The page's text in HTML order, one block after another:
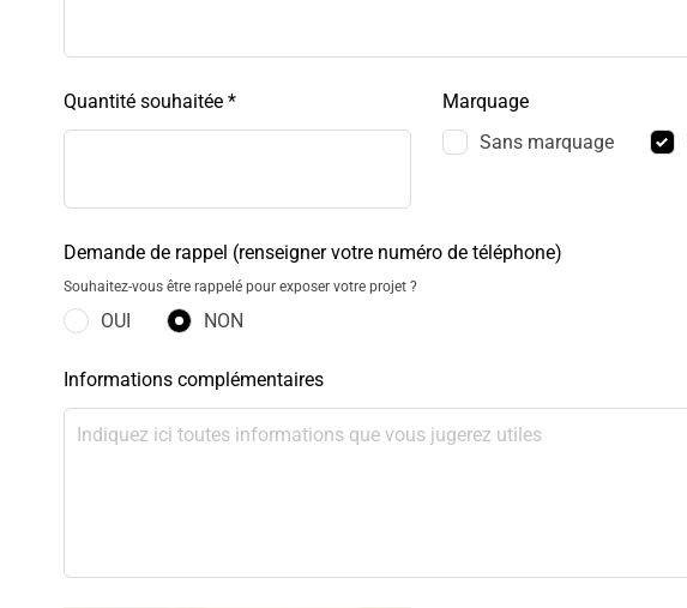
Quantité souhaitée *
Marquage
Sans marquage
Demande de rappel (renseigner votre numéro de téléphone)
Souhaitez-vous être rappelé pour exposer votre projet ?
OUI NON
Informations complémentaires